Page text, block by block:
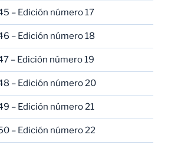
– Edición número 17
– Edición número 18
– Edición número 19
– Edición número 20
– Edición número 21
– Edición número 22